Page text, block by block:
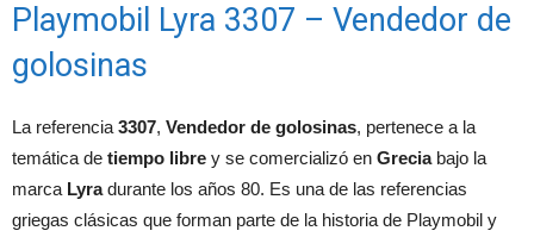
Playmobil Lyra 3307 – Vendedor de
golosinas
La referencia 3307, Vendedor de golosinas, pertenece a la
temática de tiempo libre y se comercializó en Greciabajo la
marca Lyradurante los años 80. Es una de las referencias
griegas clásicas que forman parte de la historia de Playmobil y